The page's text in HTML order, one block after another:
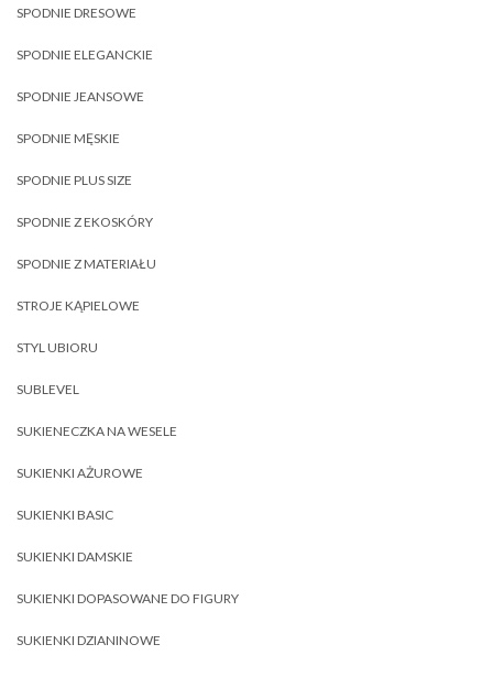
SPODNIE DRESOWE
SPODNIE ELEGANCKIE
SPODNIE JEANSOWE
SPODNIE MĘSKIE
SPODNIE PLUS SIZE
SPODNIE Z EKOSKÓRY
SPODNIE Z MATERIAŁU
STROJE KĄPIELOWE
STYL UBIORU
SUBLEVEL
SUKIENECZKA NA WESELE
SUKIENKI AŻUROWE
SUKIENKI BASIC
SUKIENKI DAMSKIE
SUKIENKI DOPASOWANE DO FIGURY
SUKIENKI DZIANINOWE